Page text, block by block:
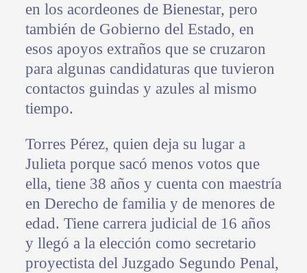
en los acordeones de Bienestar, pero
también de Gobierno del Estado, en
esos apoyos extraños que se cruzaron
para algunas candidaturas que tuvieron
contactos guindas y azules al mismo
tiempo.
Torres Pérez, quien deja su lugar a
Julieta porque sacó menos votos que
ella, tiene 38 años y cuenta con maestría
en Derecho de familia y de menores de
edad. Tiene carrera judicial de 16 años
y llegó a la elección como secretario
proyectista del Juzgado Segundo Penal,